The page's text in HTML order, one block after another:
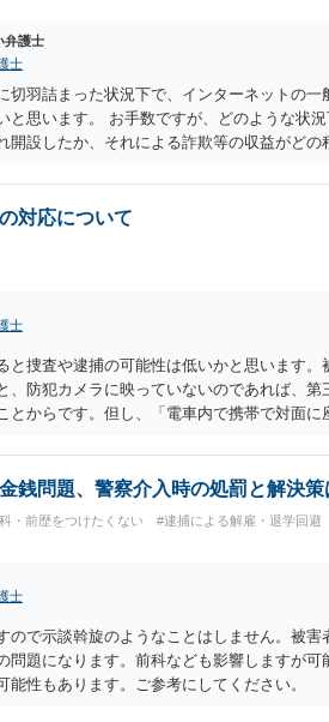
弁護士
士
切羽詰まった状況下で、インターネットの一
と思います。 お手数ですが、どのような状
開設したか、それによる詐欺等の収益がど
べの場合、ＩＣレコーダーを持参して取り
対応について
士
と捜査や逮捕の可能性は低いかと思います
、防犯カメラに映っていないのであれば、
とからです。但し、「電車内で携帯で対面に
撮影罪の被疑事実で逮捕勾留されるケース
いし各都道府県の迷惑防止条例違反になる
銭問題、警察介入時の処罰と解決策
・前歴をつけたくない #逮捕による解雇・退学回避
士
ので示談斡旋のようなことはしません。被
問題になります。前科なども影響しますが
能性もあります。ご参考にしてください。